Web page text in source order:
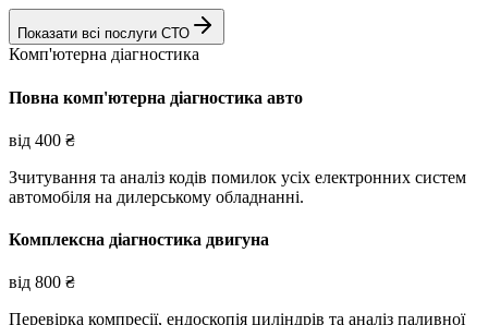
Показати всі послуги СТО
Комп'ютерна діагностика
Повна комп'ютерна діагностика авто
від 400 ₴
Зчитування та аналіз кодів помилок усіх електронних систем
автомобіля на дилерському обладнанні.
Комплексна діагностика двигуна
від 800 ₴
Перевірка компресії, ендоскопія циліндрів та аналіз паливної